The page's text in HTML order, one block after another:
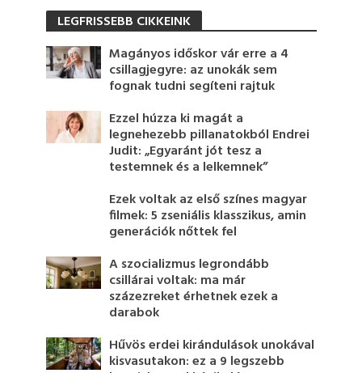
LEGFRISSEBB CIKKEINK
Magányos időskor vár erre a 4
csillagjegyre: az unokák sem
fognak tudni segíteni rajtuk
Ezzel húzza ki magát a
legnehezebb pillanatokból Endrei
Judit: „Egyaránt jót tesz a
testemnek és a lelkemnek”
Ezek voltak az első színes magyar
filmek: 5 zseniális klasszikus, amin
generációk nőttek fel
A szocializmus legrondább
csillárai voltak: ma már
százezreket érhetnek ezek a
darabok
Hűvös erdei kirándulások unokával
kisvasutakon: ez a 9 legszebb